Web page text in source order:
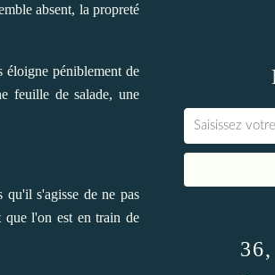
absent, la propreté
éloigne péniblement de
feuille de salade, une
s'agisse de ne pas
que l'on est en train de